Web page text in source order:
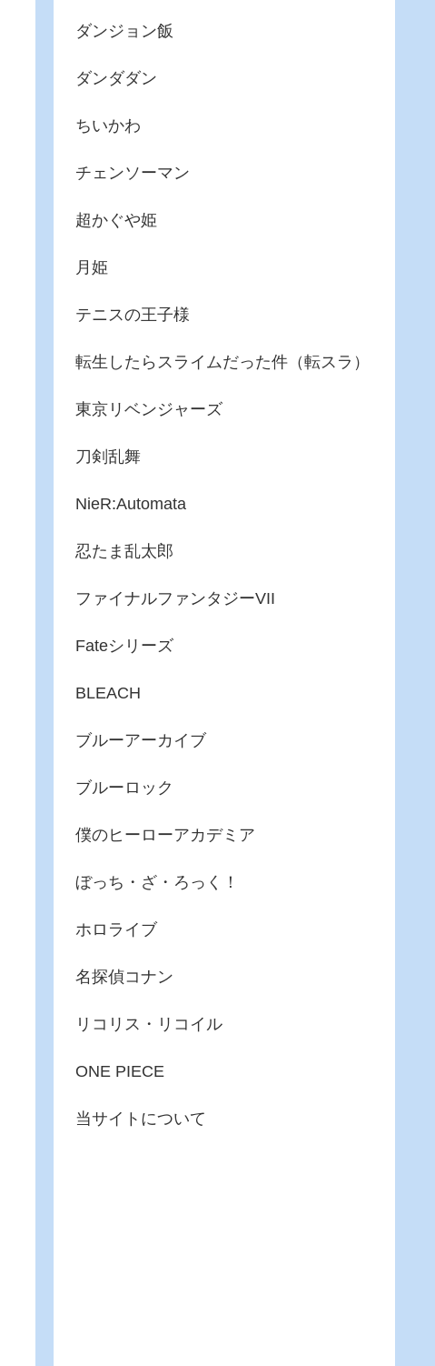
ダンジョン飯
ダンダダン
ちいかわ
チェンソーマン
超かぐや姫
月姫
テニスの王子様
転生したらスライムだった件（転スラ）
東京リベンジャーズ
刀剣乱舞
NieR:Automata
忍たま乱太郎
ファイナルファンタジーVII
Fateシリーズ
BLEACH
ブルーアーカイブ
ブルーロック
僕のヒーローアカデミア
ぼっち・ざ・ろっく！
ホロライブ
名探偵コナン
リコリス・リコイル
ONE PIECE
当サイトについて